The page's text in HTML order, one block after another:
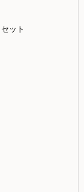
セット